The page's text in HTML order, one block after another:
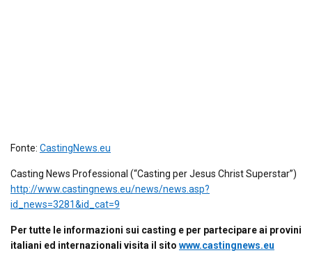
Fonte: CastingNews.eu
Casting News Professional (“Casting per Jesus Christ Superstar”)
http://www.castingnews.eu/news/news.asp?
id_news=3281&id_cat=9
Per tutte le informazioni sui casting e per partecipare ai provini
italiani ed internazionali visita il sito www.castingnews.eu